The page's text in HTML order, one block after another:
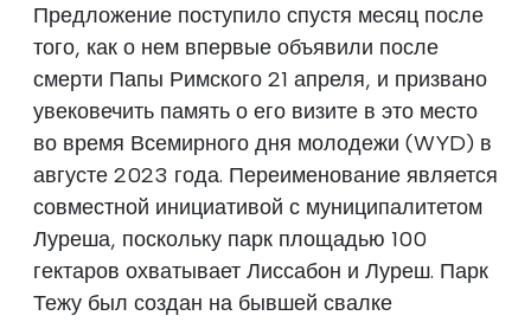
Предложение поступило спустя месяц после
того, как о нем впервые объявили после
смерти Папы Римского 21 апреля, и призвано
увековечить память о его визите в это место
во время Всемирного дня молодежи (WYD) в
августе 2023 года. Переименование является
совместной инициативой с муниципалитетом
Луреша, поскольку парк площадью 100
гектаров охватывает Лиссабон и Луреш. Парк
Тежу был создан на бывшей свалке